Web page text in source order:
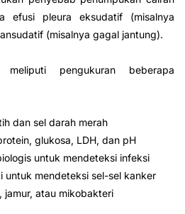
efusi pleura eksudatif (misalnya
(misalnya gagal jantung).
pengukuran beberapa
dan sel darah merah
glukosa, LDH, dan pH
untuk mendeteksi infeksi
untuk mendeteksi sel-sel kanker
jamur, atau mikobakteri